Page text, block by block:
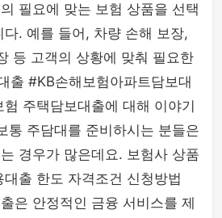
필요에 맞는 보험 상품을 선택
. 예를 들어, 차량 손해 보장,
등 고객의 상황에 맞춰 필요한
출 #KB손해보험아파트담보대
주택담보대출에 대해 이야기
통 주담대를 준비하시는 분들은
경우가 많은데요. 보험사 상품
출 한도 자격조건 신청방법
은 안정적인 금융 서비스를 제